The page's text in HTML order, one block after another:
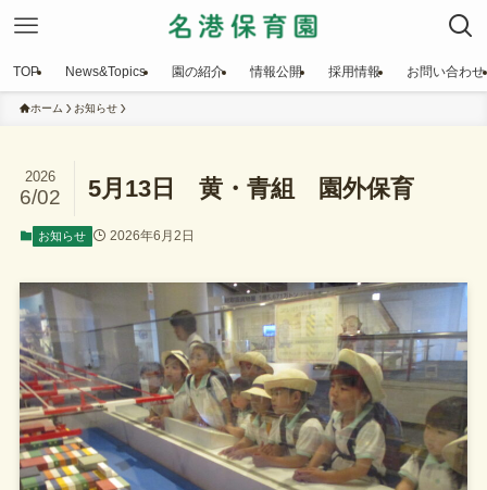
TOP News&Topics 園の紹介 情報公開 採用情報 お問い合わせ
ホーム お知らせ
5月13日 黄・青組 園外保育
2026
6/02
お知らせ 2026年6月2日